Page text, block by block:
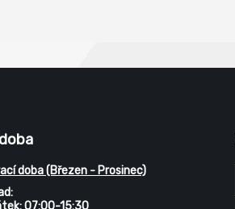
doba (Březen - Prosinec)
07:00-15:30